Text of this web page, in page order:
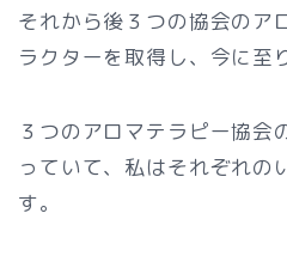
それから後３つの協会のア
ラクターを取得し、今に至
３つのアロマテラピー協会
っていて、私はそれぞれの
す。